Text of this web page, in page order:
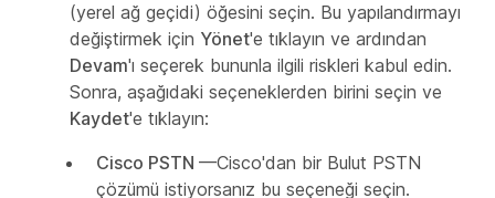
(yerel ağ geçidi) öğesini seçin. Bu yapılandırmayı
değiştirmek için Yönet'e tıklayın ve ardından
Devam'ı seçerek bununla ilgili riskleri kabul edin.
Sonra, aşağıdaki seçeneklerden birini seçin ve
Kaydet'e tıklayın:
Cisco PSTN —Cisco'dan bir Bulut PSTN
çözümü istiyorsanız bu seçeneği seçin.